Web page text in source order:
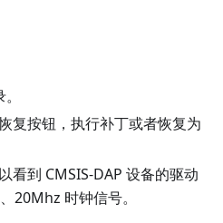
复按钮，执行补丁或者恢复为
看到 CMSIS-DAP 设备的驱动
20Mhz 时钟信号。